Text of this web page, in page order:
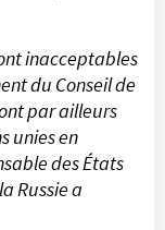
inacceptables
du Conseil de
par ailleurs
unies en
des États
Russie a